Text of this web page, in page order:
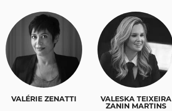
VALÉRIE ZENATTI VALESKA TEIXEIRA
ZANIN MARTINS